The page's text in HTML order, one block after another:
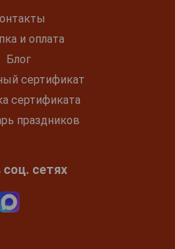
и оплата
Блог
сертификат
сертификата
праздников
сетях